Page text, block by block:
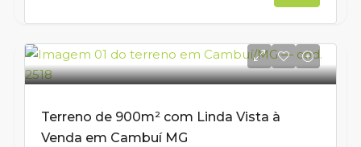
Terreno de 900m² com Linda Vista à
Venda em Cambuí MG